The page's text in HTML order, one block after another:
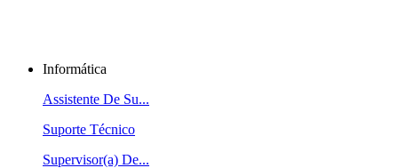
Informática
Assistente De Su...
Suporte Técnico
Supervisor(a) De...